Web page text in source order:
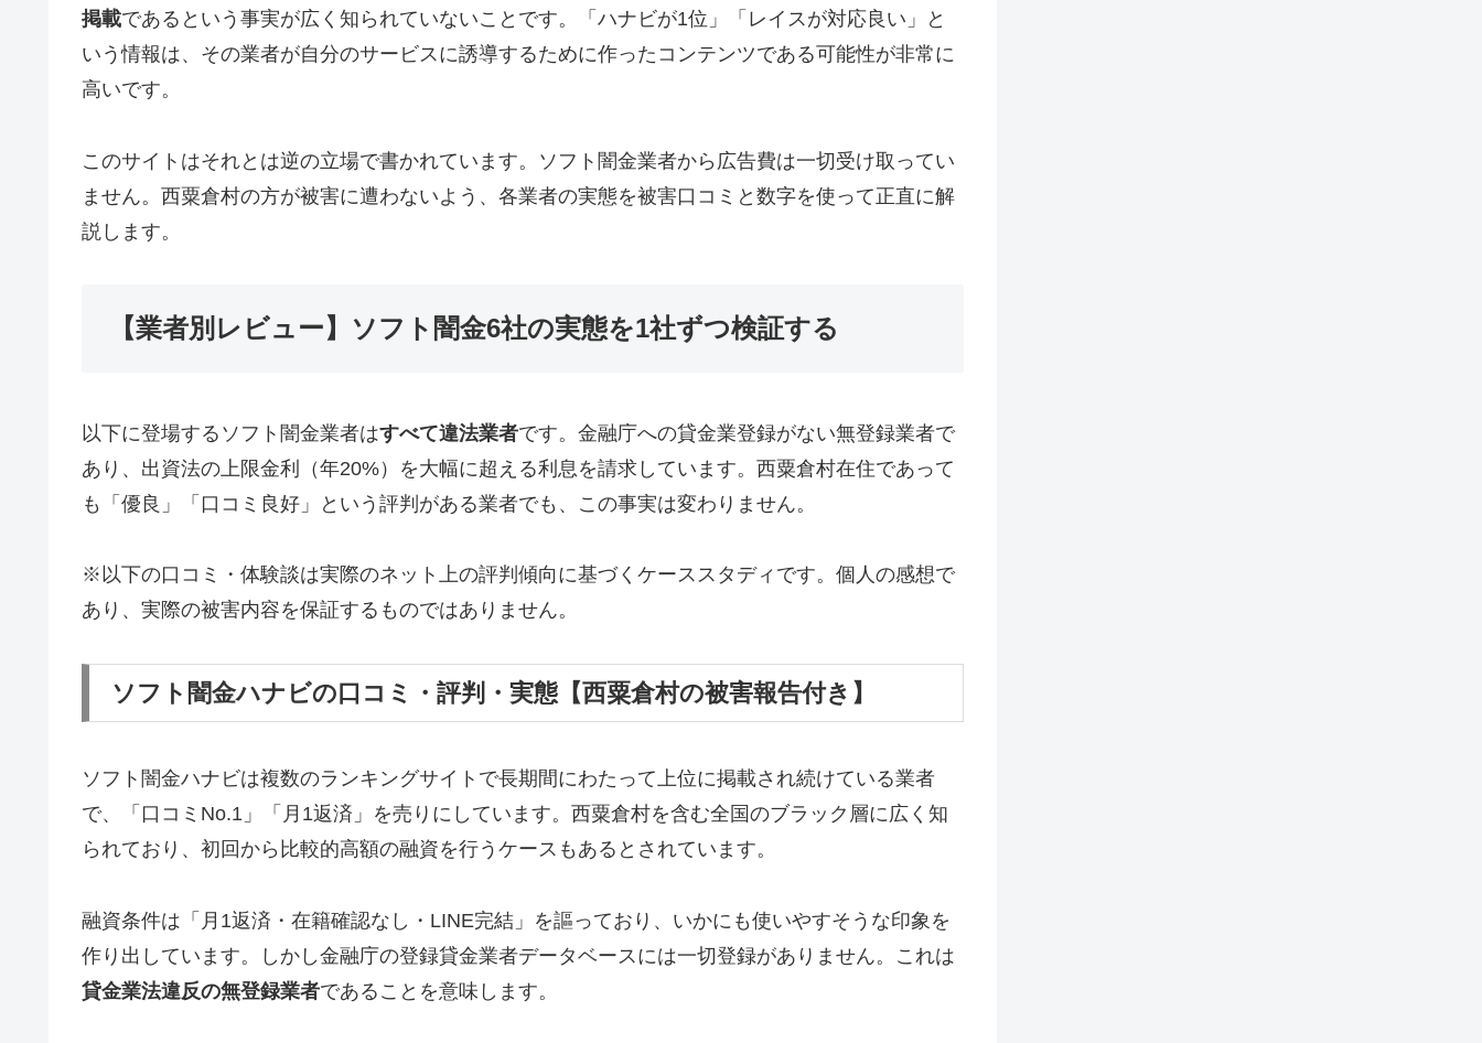
掲載であるという事実が広く知られていないことです。「ハナビが1位」「レイスが対応良い」と
いう情報は、その業者が自分のサービスに誘導するために作ったコンテンツである可能性が非常に
高いです。
このサイトはそれとは逆の立場で書かれています。ソフト闇金業者から広告費は一切受け取ってい
ません。西粟倉村の方が被害に遭わないよう、各業者の実態を被害口コミと数字を使って正直に解
説します。
【業者別レビュー】ソフト闇金6社の実態を1社ずつ検証する
以下に登場するソフト闇金業者はすべて違法業者です。金融庁への貸金業登録がない無登録業者で
あり、出資法の上限金利（年20%）を大幅に超える利息を請求しています。西粟倉村在住であって
も「優良」「口コミ良好」という評判がある業者でも、この事実は変わりません。
※以下の口コミ・体験談は実際のネット上の評判傾向に基づくケーススタディです。個人の感想で
あり、実際の被害内容を保証するものではありません。
ソフト闇金ハナビの口コミ・評判・実態【西粟倉村の被害報告付き】
ソフト闇金ハナビは複数のランキングサイトで長期間にわたって上位に掲載され続けている業者
で、「口コミNo.1」「月1返済」を売りにしています。西粟倉村を含む全国のブラック層に広く知
られており、初回から比較的高額の融資を行うケースもあるとされています。
融資条件は「月1返済・在籍確認なし・LINE完結」を謳っており、いかにも使いやすそうな印象を
作り出しています。しかし金融庁の登録貸金業者データベースには一切登録がありません。これは
貸金業法違反の無登録業者であることを意味します。